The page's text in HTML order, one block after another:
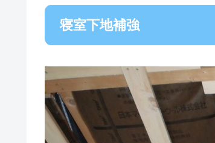
寝室下地補強